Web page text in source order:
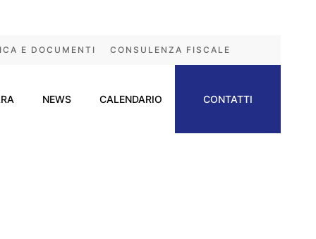
E DOCUMENTI CONSULENZA FISCALE
NEWS CALENDARIO CONTATTI